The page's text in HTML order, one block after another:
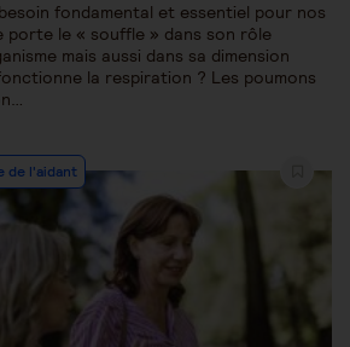
fondamental et essentiel pour nos
porte le « souffle » dans son rôle
mais aussi dans sa dimension
la respiration ? Les poumons
de l'aidant